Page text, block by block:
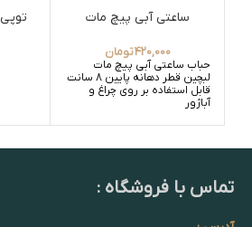
ساعتی آبی پیچ مات
420,000تومان
حباب ساعتی آبی پیچ مات
لبچین قطر دهانه پایین 8 سانت
قابل استفاده بر روی چراغ و
آباژور
توپی 15 موجی شامپاینی
تماس با فروشگاه :